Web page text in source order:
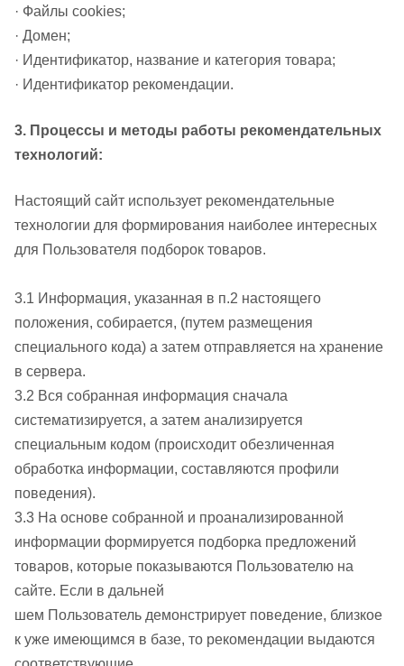
· Файлы cookies;
· Домен;
· Идентификатор, название и категория товара;
· Идентификатор рекомендации.
3. Процессы и методы работы рекомендательных
технологий:
Настоящий сайт использует рекомендательные
технологии для формирования наиболее интересных
для Пользователя подборок товаров.
3.1 Информация, указанная в п.2 настоящего
положения, собирается, (путем размещения
специального кода) а затем отправляется на хранение
в сервера.
3.2 Вся собранная информация сначала
систематизируется, а затем анализируется
специальным кодом (происходит обезличенная
обработка информации, составляются профили
поведения).
3.3 На основе собранной и проанализированной
информации формируется подборка предложений
товаров, которые показываются Пользователю на
сайте. Если в дальней
шем Пользователь демонстрирует поведение, близкое
к уже имеющимся в базе, то рекомендации выдаются